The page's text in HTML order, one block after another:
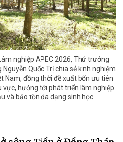
nghiệp APEC 2026, Thứ trưởng
Quốc Trị chia sẻ kinh nghiệm
Nam, đồng thời đề xuất bốn ưu tiên
hướng tới phát triển lâm nghiệp
và bảo tồn đa dạng sinh học.